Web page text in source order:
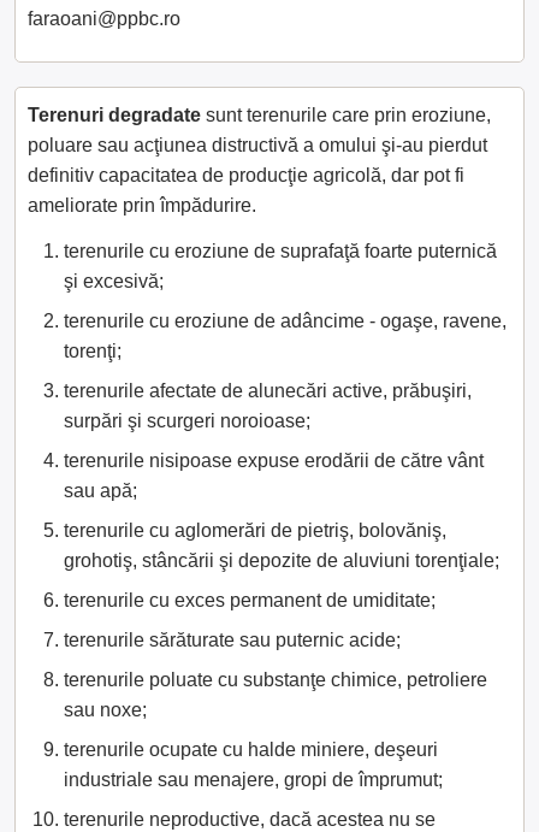
faraoani@ppbc.ro
Terenuri degradate sunt terenurile care prin eroziune,
poluare sau acţiunea distructivă a omului şi-au pierdut
definitiv capacitatea de producţie agricolă, dar pot fi
ameliorate prin împădurire.
terenurile cu eroziune de suprafaţă foarte puternică
şi excesivă;
terenurile cu eroziune de adâncime - ogaşe, ravene,
torenţi;
terenurile afectate de alunecări active, prăbuşiri,
surpări şi scurgeri noroioase;
terenurile nisipoase expuse erodării de către vânt
sau apă;
terenurile cu aglomerări de pietriş, bolovăniş,
grohotiş, stâncării şi depozite de aluviuni torenţiale;
terenurile cu exces permanent de umiditate;
terenurile sărăturate sau puternic acide;
terenurile poluate cu substanţe chimice, petroliere
sau noxe;
terenurile ocupate cu halde miniere, deşeuri
industriale sau menajere, gropi de împrumut;
terenurile neproductive, dacă acestea nu se